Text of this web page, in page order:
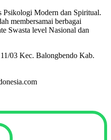
Psikologi Modern dan Spiritual.
membersamai berbagai
Swasta level Nasional dan
03 Kec. Balongbendo Kab.